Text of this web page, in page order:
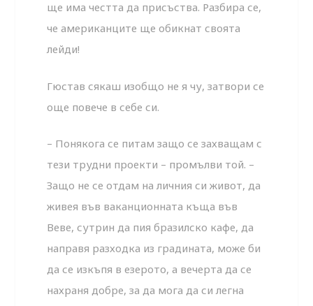
ще има честта да присъства. Разбира се,
че американците ще обикнат своята
лейди!
Гюстав сякаш изобщо не я чу, затвори се
още повече в себе си.
– Понякога се питам защо се захващам с
тези трудни проекти – промълви той. –
Защо не се отдам на личния си живот, да
живея във ваканционната къща във
Веве, сутрин да пия бразилско кафе, да
направя разходка из градината, може би
да се изкъпя в езерото, а вечерта да се
нахраня добре, за да мога да си легна